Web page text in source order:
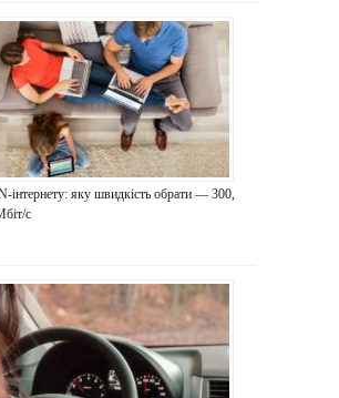
інтернету: яку швидкість обрати — 300,
с